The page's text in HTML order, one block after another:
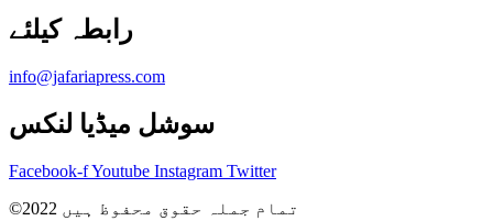
info@jafariapress.com​
سوشل میڈیا لنکس
Facebook-fYoutube Instagram Twitter
©2022 تمام جملہ حقوق محفوظ ہیں